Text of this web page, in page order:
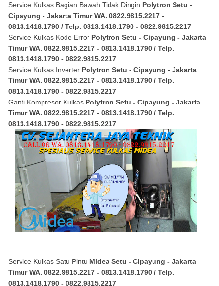
Service Kulkas Bagian Bawah Tidak Dingin Polytron Setu -
Cipayung - Jakarta TimurWA. 0822.9815.2217 -
0813.1418.1790 / Telp. 0813.1418.1790 - 0822.9815.2217
Service Kulkas Kode Error Polytron Setu - Cipayung - Jakarta
TimurWA. 0822.9815.2217 - 0813.1418.1790 / Telp.
0813.1418.1790 - 0822.9815.2217
Service Kulkas Inverter Polytron Setu - Cipayung - Jakarta
TimurWA. 0822.9815.2217 - 0813.1418.1790 / Telp.
0813.1418.1790 - 0822.9815.2217
Ganti Kompresor Kulkas Polytron Setu - Cipayung - Jakarta
TimurWA. 0822.9815.2217 - 0813.1418.1790 / Telp.
0813.1418.1790 - 0822.9815.2217
Service Kulkas Satu Pintu Midea Setu - Cipayung - Jakarta
TimurWA. 0822.9815.2217 - 0813.1418.1790 / Telp.
0813.1418.1790 - 0822.9815.2217